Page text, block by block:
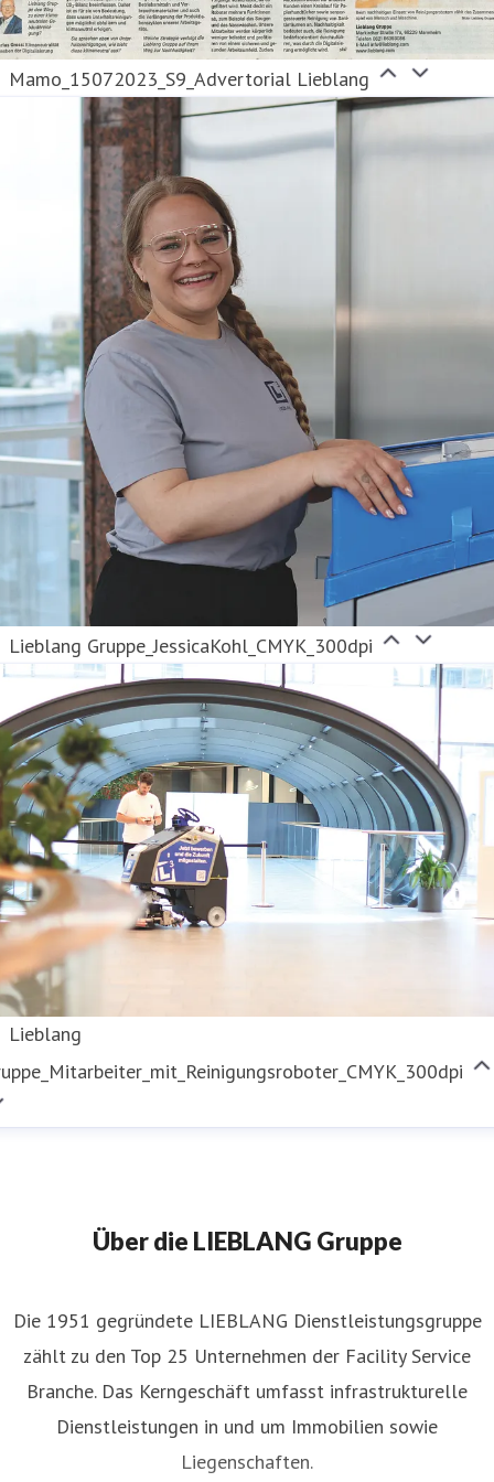
Mamo_15072023_S9_Advertorial Lieblang
Lieblang Gruppe_JessicaKohl_CMYK_300dpi
Lieblang
Über die LIEBLANG Gruppe
Die 1951 gegründete LIEBLANG Dienstleistungsgruppe
zählt zu den Top 25 Unternehmen der Facility Service
Branche. Das Kerngeschäft umfasst infrastrukturelle
Dienstleistungen in und um Immobilien sowie
Liegenschaften.